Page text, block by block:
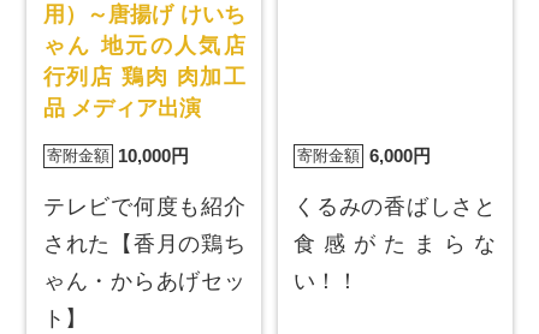
用）～唐揚げ けいち
ゃん 地元の人気店
行列店 鶏肉 肉加工
品 メディア出演
寄附金額 10,000円
テレビで何度も紹介
された【香月の鶏ち
ゃん・からあげセッ
ト】
寄附金額 6,000円
くるみの香ばしさと
食感がたまらな
い！！